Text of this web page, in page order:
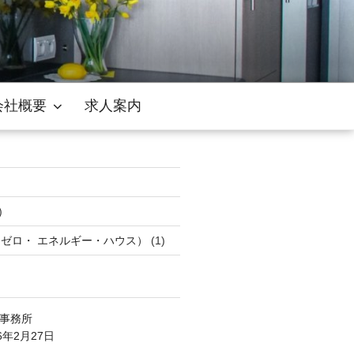
社概要 求人案内
ロ・ エネルギー・ハウス） (1)
務所
2月27日